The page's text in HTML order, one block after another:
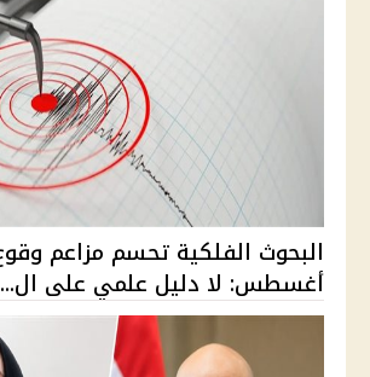
أغسطس: لا دليل علمي على ال...